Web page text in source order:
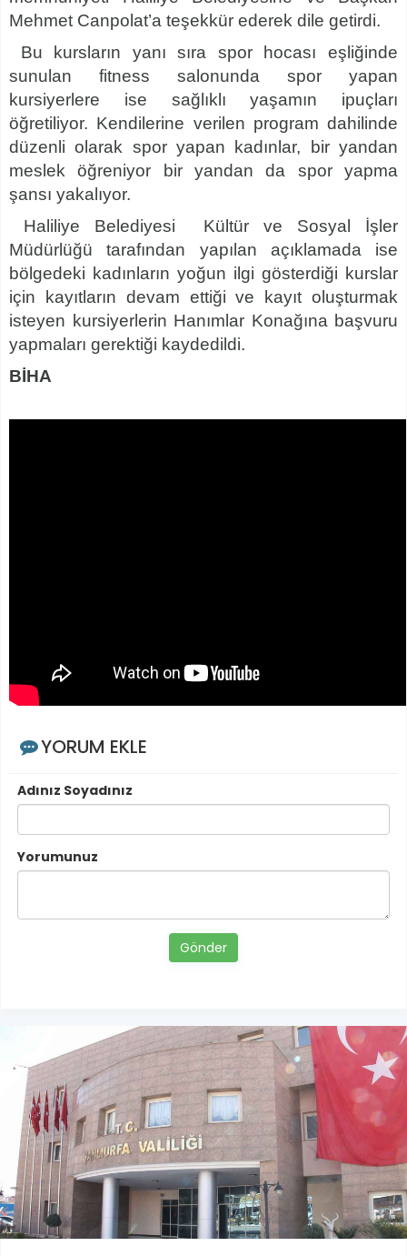
Mehmet Canpolat’a teşekkür ederek dile getirdi.
Bu kursların yanı sıra spor hocası eşliğinde
sunulan fitness salonunda spor yapan
kursiyerlere ise sağlıklı yaşamın ipuçları
öğretiliyor. Kendilerine verilen program dahilinde
düzenli olarak spor yapan kadınlar, bir yandan
meslek öğreniyor bir yandan da spor yapma
şansı yakalıyor.
Haliliye Belediyesi Kültür ve Sosyal İşler
Müdürlüğü tarafından yapılan açıklamada ise
bölgedeki kadınların yoğun ilgi gösterdiği kurslar
için kayıtların devam ettiği ve kayıt oluşturmak
isteyen kursiyerlerin Hanımlar Konağına başvuru
yapmaları gerektiği kaydedildi.
BİHA
YORUM EKLE
Adınız Soyadınız
Yorumunuz
Gönder